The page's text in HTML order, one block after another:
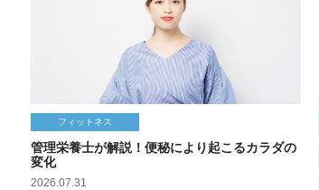
フィットネス
管理栄養士が解説！便秘により起こるカラダの
変化
2026.07.31